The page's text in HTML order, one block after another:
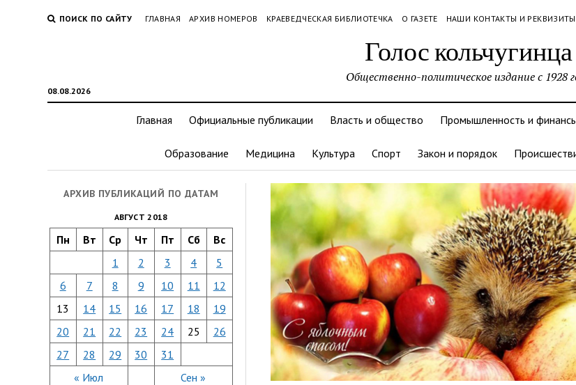
ПОИСК ПО САЙТУ ГЛАВНАЯ АРХИВ НОМЕРОВ КРАЕВЕДЧЕСКАЯ БИБЛИОТЕЧКА О ГАЗЕТЕ НАШИ КОНТАКТЫ И РЕКВИЗИТЫ
Голос кольчугинца
08.08.2026
Общественно-политическое издание с 1928
Главная Официальные публикации Власть и общество Промышленность и
Образование Медицина Культура Спорт Закон и порядок
АРХИВ ПУБЛИКАЦИЙ ПО ДАТАМ
АВГУСТ 2018
Пн Вт Ср Чт Пт Сб Вс
« Июл Сен »
1 2 3 4
5
6
7 8 9 10 11
12
13
14 15 16 17 18
19
20
21 22 23 24 25
26
27
28 29 30 31